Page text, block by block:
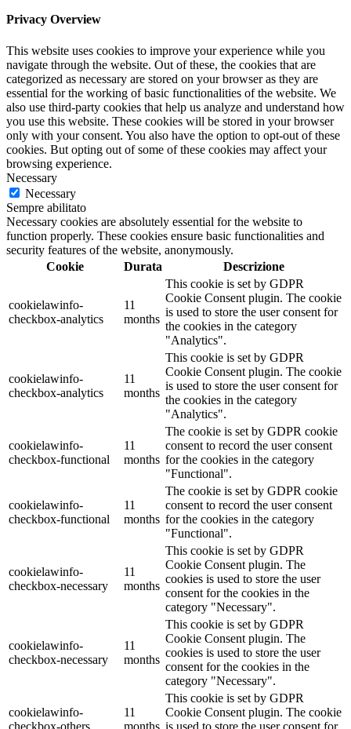
Privacy Overview
This website uses cookies to improve your experience while you
navigate through the website. Out of these, the cookies that are
categorized as necessary are stored on your browser as they are
essential for the working of basic functionalities of the website. We
also use third-party cookies that help us analyze and understand how
you use this website. These cookies will be stored in your browser
only with your consent. You also have the option to opt-out of these
cookies. But opting out of some of these cookies may affect your
browsing experience.
Necessary
Necessary
Sempre abilitato
Necessary cookies are absolutely essential for the website to
function properly. These cookies ensure basic functionalities and
security features of the website, anonymously.
Cookie
Durata Descrizione
cookielawinfo-
checkbox-analytics
11
months
This cookie is set by GDPR
Cookie Consent plugin. The cookie
is used to store the user consent for
the cookies in the category
"Analytics".
cookielawinfo-
checkbox-analytics
11
months
This cookie is set by GDPR
Cookie Consent plugin. The cookie
is used to store the user consent for
the cookies in the category
"Analytics".
cookielawinfo-
checkbox-functional
11
months
The cookie is set by GDPR cookie
consent to record the user consent
for the cookies in the category
"Functional".
cookielawinfo-
checkbox-functional
11
months
The cookie is set by GDPR cookie
consent to record the user consent
for the cookies in the category
"Functional".
cookielawinfo-
checkbox-necessary
11
months
This cookie is set by GDPR
Cookie Consent plugin. The
cookies is used to store the user
consent for the cookies in the
category "Necessary".
cookielawinfo-
checkbox-necessary
11
months
This cookie is set by GDPR
Cookie Consent plugin. The
cookies is used to store the user
consent for the cookies in the
category "Necessary".
cookielawinfo-
checkbox-others
11
months
This cookie is set by GDPR
Cookie Consent plugin. The cookie
is used to store the user consent for